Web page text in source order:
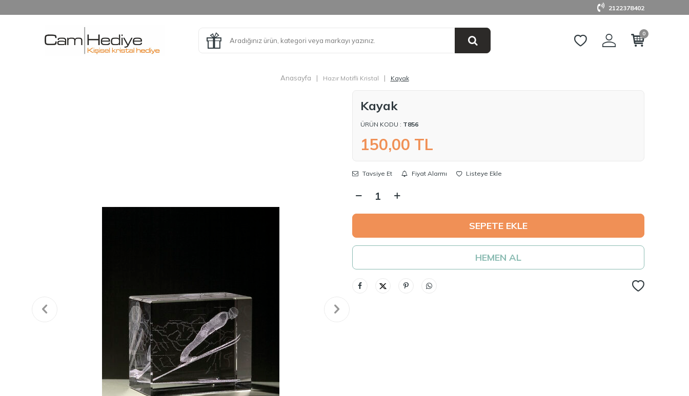
2122378402
0
Anasayfa | Hazır Motifli Kristal | Kayak
Kayak
ÜRÜN KODU : T856
150,00 TL
Tavsiye Et Fiyat Alarmı Listeye Ekle
SEPETE EKLE
HEMEN AL